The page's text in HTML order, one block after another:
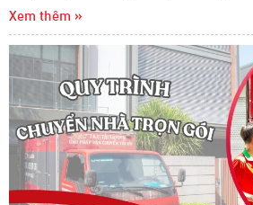
Việt Nam và tiềm năng phát triển của các
Xem thêm »